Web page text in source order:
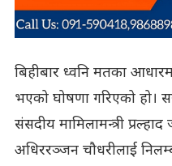
बिहीबार ध्वनि मतका
भएको घोषणा गरिएको हो।
संसदीय मामिलामन्त्री
अधिररञ्जन चौधरीलाई